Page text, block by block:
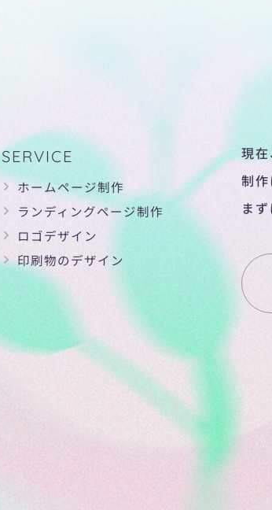
SERVICE
ホームページ制作
ランディングページ制作
ロゴデザイン
印刷物のデザイン
現
制
ま